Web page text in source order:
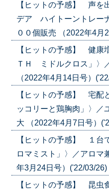
【ヒットの予感】 声を
デア ハイトーントレー
００個販売 （2022年4月
【ヒットの予感】 健康
ＴＨ ミドルクロス」〉
（2022年4月14日号）
【ヒットの予感】 宅配
ッコリーと鶏胸肉」〉／
大 （2022年4月7日号）
【ヒットの予感】 １台
ロマミスト」〉／アロマ
年3月24日号）('22/03/26)
【ヒットの予感】 昆虫